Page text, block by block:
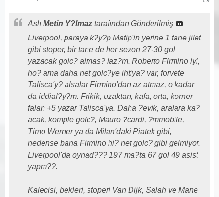
Aslı Metin Y?lmaz tarafından Gönderilmiş
Liverpool, paraya k?y?p Matip'in yerine 1 tane jilet
gibi stoper, bir tane de her sezon 27-30 gol
yazacak golc? almas? laz?m. Roberto Firmino iyi,
ho? ama daha net golc?ye ihtiya? var, forvete
Talisca'y? alsalar Firmino'dan az atmaz, o kadar
da iddial?y?m. Frikik, uzaktan, kafa, orta, korner
falan +5 yazar Talisca'ya. Daha ?evik, aralara ka?
acak, komple golc?, Mauro ?cardi, ?mmobile,
Timo Werner ya da Milan'daki Piatek gibi,
nedense bana Firmino hi? net golc? gibi gelmiyor.
Liverpool'da oynad??? 197 ma?ta 67 gol 49 asist
yapm??.
Kalecisi, bekleri, stoperi Van Dijk, Salah ve Mane